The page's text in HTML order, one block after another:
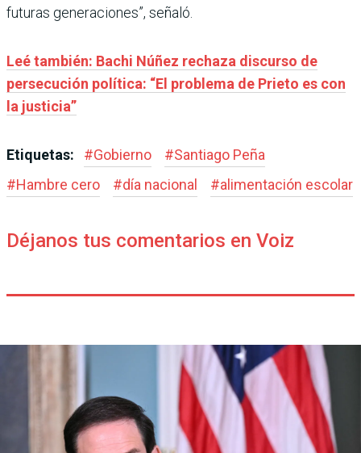
futuras generaciones”, señaló.
Leé también: Bachi Núñez rechaza discurso de
persecución política: “El problema de Prieto es con
la justicia”
Etiquetas: #Gobierno #Santiago Peña
#Hambre cero #día nacional #alimentación escolar
Déjanos tus comentarios en Voiz